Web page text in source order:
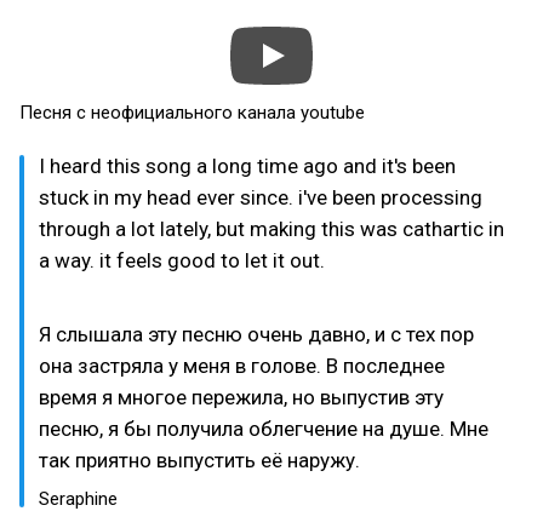
Песня с неофициального канала youtube
I heard this song a long time ago and it's been
stuck in my head ever since. i've been processing
through a lot lately, but making this was cathartic in
a way. it feels good to let it out.
Я слышала эту песню очень давно, и с тех пор
она застряла у меня в голове. В последнее
время я многое пережила, но выпустив эту
песню, я бы получила облегчение на душе. Мне
так приятно выпустить её наружу.
Seraphine